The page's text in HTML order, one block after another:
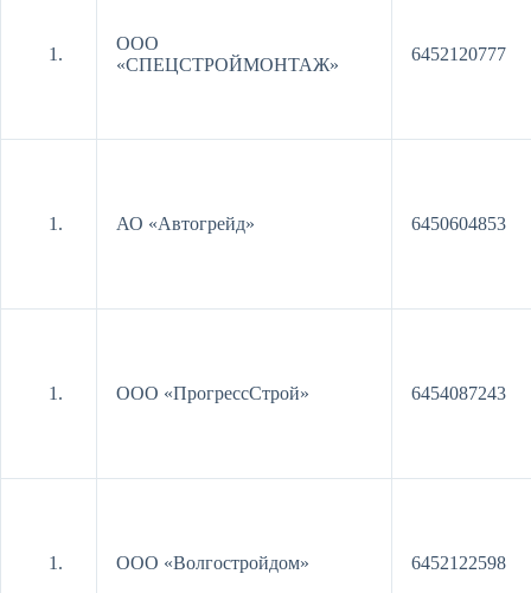
ООО
«СПЕЦСТРОЙМОНТАЖ»
6452120777
АО «Автогрейд» 6450604853
ООО «ПрогрессСтрой» 6454087243
ООО «Волгостройдом» 6452122598